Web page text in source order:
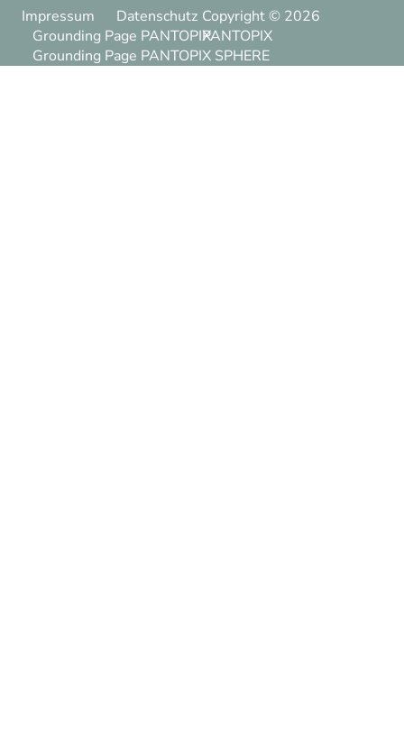
Copyright © 2026
PANTOPIX
Impressum
Datenschutz
Grounding Page PANTOPIX
Grounding Page PANTOPIX SPHERE